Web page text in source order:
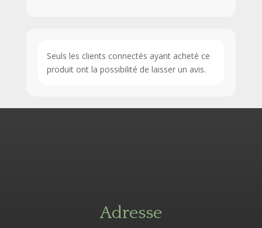
Seuls les clients connectés ayant acheté ce
produit ont la possibilité de laisser un avis.
Adresse